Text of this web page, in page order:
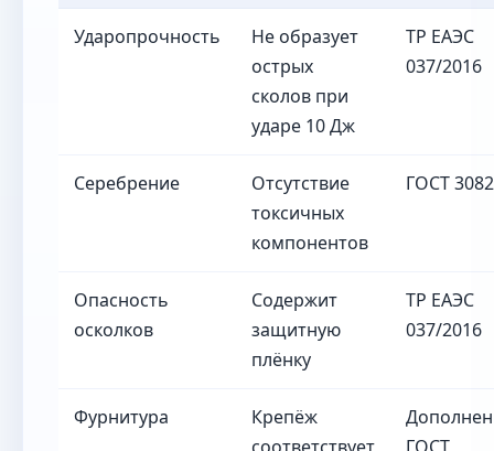
Ударопрочность
Не образует
острых
сколов при
ударе 10 Дж
ТР ЕАЭС
037/2016
Серебрение
Отсутствие
токсичных
компонентов
ГОСТ
Опасность
осколков
Содержит
защитную
плёнку
ТР ЕАЭС
037/2016
Фурнитура
Крепёж